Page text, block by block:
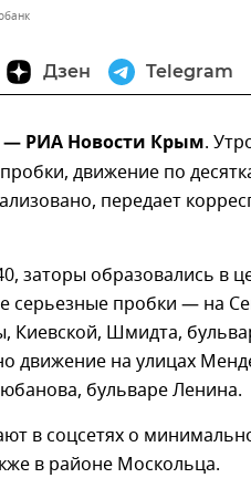
Дзен Telegram
РИА Новости Крым.
движение по
передает
заторы образовались в
серьезные пробки — на
Киевской, Шмидта,
движение на улицах
бульваре Ленина.
в соцсетях о
в районе Москольца.